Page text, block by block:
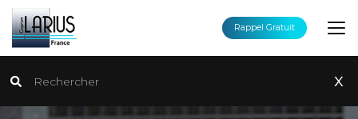
Aller
au
contenu
principal
Rechercher
x
Rappel Gratuit